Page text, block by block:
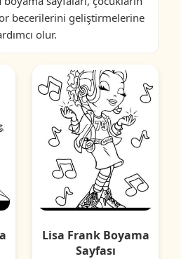
becerilerini geliştirmelerine
olur.
Lisa Frank Boyama
Sayfası